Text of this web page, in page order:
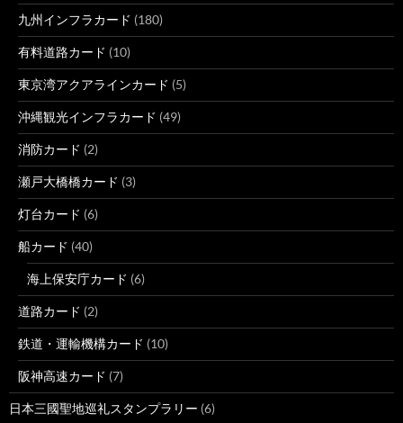
九州インフラカード (180)
有料道路カード (10)
東京湾アクアラインカード (5)
沖縄観光インフラカード (49)
消防カード (2)
瀬戸大橋橋カード (3)
灯台カード (6)
船カード (40)
海上保安庁カード (6)
道路カード (2)
鉄道・運輸機構カード (10)
阪神高速カード (7)
日本三國聖地巡礼スタンプラリー (6)